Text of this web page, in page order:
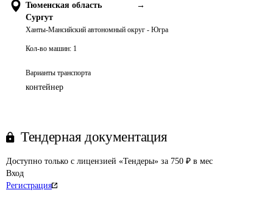
Тюменская область
→
Сургут
Ханты-Мансийский автономный округ - Югра
Кол-во машин: 1
Варианты транспорта
контейнер
Тендерная документация
Доступно только с лицензией «Тендеры» за 750 ₽ в мес
Вход
Регистрация